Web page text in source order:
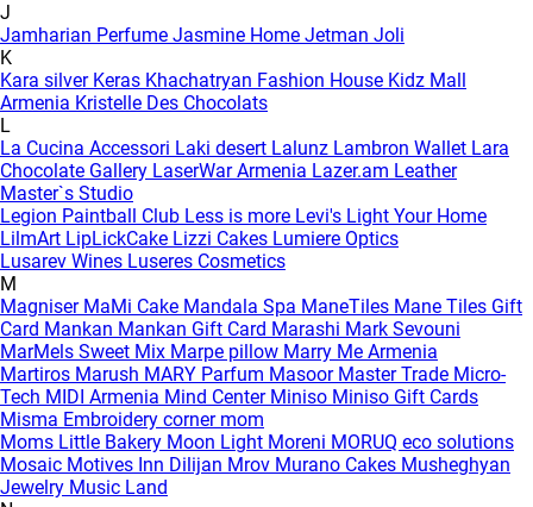
J
Jamharian Perfume Jasmine Home Jetman Joli
K
Kara silver Keras Khachatryan Fashion House Kidz Mall
Armenia Kristelle Des Chocolats
L
La Cucina Accessori Laki desert Lalunz Lambron Wallet Lara
Chocolate Gallery LaserWar Armenia Lazer.am Leather
Master`s Studio
Legion Paintball Club Less is more Levi's Light Your Home
LilmArt LipLickCake Lizzi Cakes Lumiere Optics
Lusarev Wines Luseres Cosmetics
M
Magniser MaMi Cake Mandala Spa ManeTiles Mane Tiles Gift
Card Mankan Mankan Gift Card Marashi Mark Sevouni
MarMels Sweet Mix Marpe pillow Marry Me Armenia
Martiros Marush MARY Parfum Masoor Master Trade Micro-
Tech MIDI Armenia Mind Center Miniso Miniso Gift Cards
Misma Embroidery corner mom
Moms Little Bakery Moon Light Moreni MORUQ eco solutions
Mosaic Motives Inn Dilijan Mrov Murano Cakes Musheghyan
Jewelry Music Land